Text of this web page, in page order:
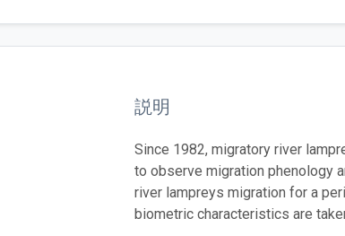
説明
Since 1982, migratory river
to observe migration phenology
river lampreys migration for a
biometric characteristics are